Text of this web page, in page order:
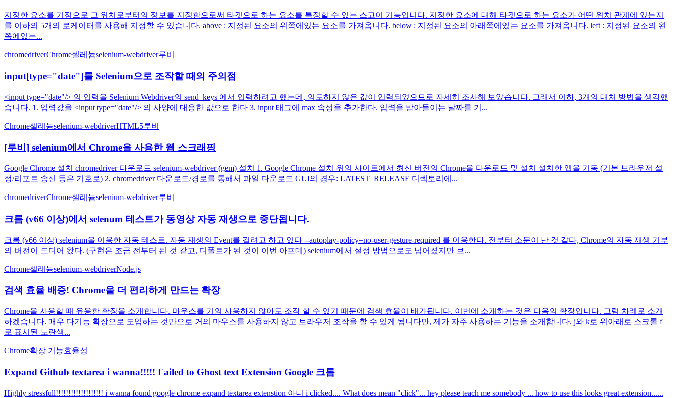
지정한 요소를 기점으로 그 위치로부터의 정보를 지정함으로써 타겟으로 하는 요소를 특정할 수 있는 스고이 기능입니다. 지정한 요소에 대해 타겟으로 하는 요소가 어떤 위치 관계에 있는지
를 이하의 5개의 로케이터를 사용해 지정할 수 있습니다. above : 지정된 요소의 위쪽에있는 요소를 가져옵니다. below : 지정된 요소의 아래쪽에있는 요소를 가져옵니다. left : 지정된 요소의 왼
쪽에있는...
chromedriverChrome셀레늄selenium-webdriver루비
input[type="date"]를 Selenium으로 조작할 때의 주의점
<input type="date"/> 의 입력을 Selenium Webdriver의 send_keys 에서 입력하려고 했는데, 의도하지 않은 값이 입력되었으므로 자세히 조사해 보았습니다. 그래서 이하, 3개의 대처 방법을 생각했
습니다. 1. 입력값을 <input type="date"/> 의 사양에 대응한 값으로 한다 3. input 태그에 max 속성을 추가한다. 입력을 받아들이는 날짜를 기...
Chrome셀레늄selenium-webdriverHTML5루비
[루비] selenium에서 Chrome을 사용한 웹 스크래핑
Google Chrome 설치 chromedriver 다운로드 selenium-webdriver (gem) 설치 1. Google Chrome 설치 위의 사이트에서 최신 버전의 Chrome을 다운로드 및 설치 설치한 앱을 기동 (기본 브라우저 설
정/리포트 송신 등은 기호로) 2. chromedriver 다운로드/경로를 통해서 파일 다운로드 GUI의 경우: LATEST_RELEASE 디렉토리에...
chromedriverChrome셀레늄selenium-webdriver루비
크롬 (v66 이상)에서 selenum 테스트가 동영상 자동 재생으로 중단됩니다.
크롬 (v66 이상) selenium을 이용한 자동 테스트. 자동 재생의 Event를 걸려고 하고 있다 --autoplay-policy=no-user-gesture-required 를 이용한다. 전부터 소문이 난 것 같다, Chrome의 자동 재생 거부
의 버전이 드디어 왔다. (구현은 조금 전부터 된 것 같고, 디폴트가 된 것이 이번 아프데) selenium에서 설정 방법으로도 넘어졌지만 브...
Chrome셀레늄selenium-webdriverNode.js
검색 효율 배증! Chrome을 더 편리하게 만드는 확장
Chrome을 사용할 때 유용한 확장을 소개합니다. 마우스를 거의 사용하지 않아도 조작 할 수 있기 때문에 검색 효율이 배가됩니다. 이번에 소개하는 것은 다음의 확장입니다. 그럼 차례로 소개
하겠습니다. 매우 다기능 확장으로 도입하는 것만으로 거의 마우스를 사용하지 않고 브라우저 조작을 할 수 있게 됩니다만, 제가 자주 사용하는 기능을 소개합니다. j와 k로 위아래로 스크롤 f
로 표시된 노란색...
Chrome확장 기능효율성
Expand Github textarea i wanna!!!!! Failed to Ghost text Extension Google 크롬
Highly stressfull!!!!!!!!!!!!!!!!!!! i wanna found google chrome expand textarea extenstion 아니 i clicked.... What does mean "click"... hey please teach me somebody ... how to use this looks great extension......